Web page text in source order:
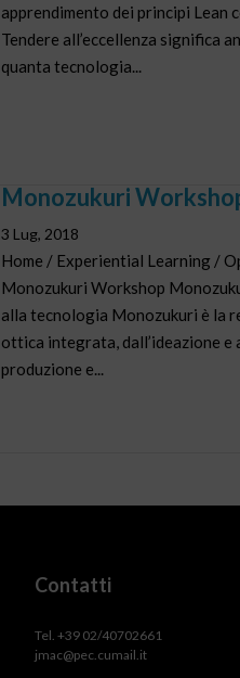
apprendimento dei principi Lean
Tendere all’eccellenza significa
quanta tecnologia...
Monozukuri
3 Lug, 2018
Home / Experiential Learning /
Monozukuri Workshop
alla tecnologia Monozukuri è la
ottica integrata, dall’ideazione
produzione e...
Contatti
Tel. +39 02/40702661
jmac@pec.cumail.it